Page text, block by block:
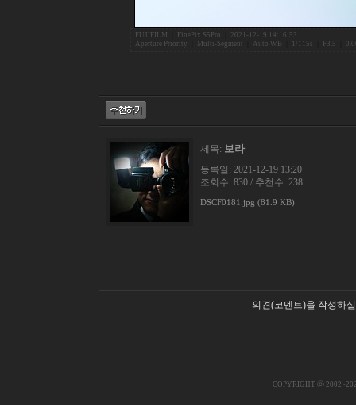
FUJIFILM FinePix S5Pro
2021-12-19 14:16:53
Aperture Priority
Multi-Segment Auto WB 1/115s F3.5
제목: 보라
등록일: 2021-12-19 13:20
조회수: 830 / 추천수: 238
DSCF0181.jpg (81.9 KB)
의견(코멘트)을 작성하
COPYRIGHT ⓒ